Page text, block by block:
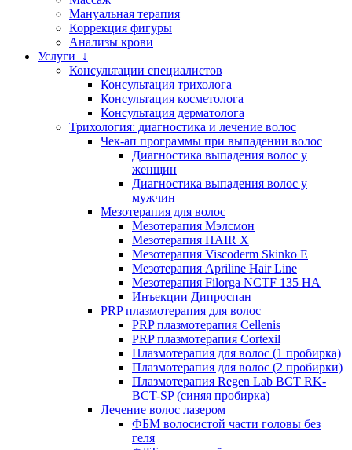
Мануальная терапия
Коррекция фигуры
Анализы крови
Услуги ↓
Консультации специалистов
Консультация трихолога
Консультация косметолога
Консультация дерматолога
Трихология: диагностика и лечение волос
Чек-ап программы при выпадении волос
Диагностика выпадения волос у
женщин
Диагностика выпадения волос у
мужчин
Мезотерапия для волос
Мезотерапия Мэлсмон
Мезотерапия HAIR X
Мезотерапия Viscoderm Skinko E
Мезотерапия Apriline Hair Line
Мезотерапия Filorga NCTF 135 HA
Инъекции Дипроспан
PRP плазмотерапия для волос
PRP плазмотерапия Cellenis
PRP плазмотерапия Cortexil
Плазмотерапия для волос (1 пробирка)
Плазмотерапия для волос (2 пробирки)
Плазмотерапия Regen Lab BCT RK-
BCT-SP (синяя пробирка)
Лечение волос лазером
ФБМ волосистой части головы без
геля